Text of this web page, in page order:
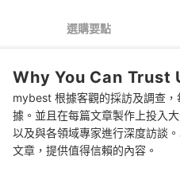
4 通過NSF、SGS認證更能安
RO逆滲透淨水器 推薦排行榜
RO逆滲透淨水器可以自己安裝、保
RO逆滲透濾芯多久換一次？
選購要點
Why You Can Trust
mybest 根據客觀的採訪及調查
據。並且在每篇文章製作上投入
以及與各領域專家進行深度訪談
文章，提供值得信賴的內容。